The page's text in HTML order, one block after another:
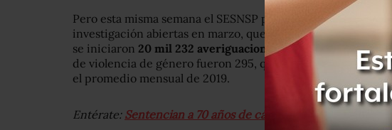
Pero esta misma semana el SESNSP publicó también los
investigación abiertas en marzo, que revelaron que por el
se iniciaron 20 mil 232 averiguaciones, un 14% más que
de violencia de género fueron 295, que es 8% más que un
el promedio mensual de 2019.
Entérate: Sentencian a 70 años de cárcel al feminicida de la